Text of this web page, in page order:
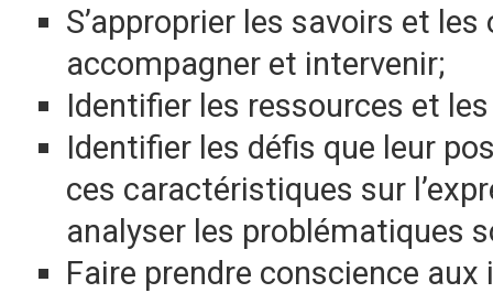
S’approprier les savoirs et
accompagner et intervenir;
Identifier les ressources et
Identifier les défis que leur
ces caractéristiques sur
analyser les problématiques
Faire prendre conscience